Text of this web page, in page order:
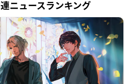
ニュースランキング